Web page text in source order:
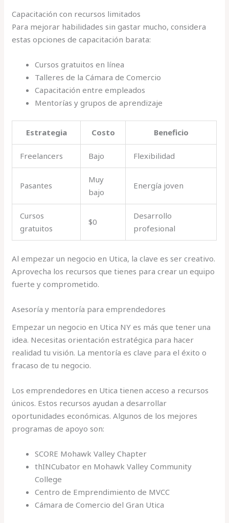
Capacitación con recursos limitados
Para mejorar habilidades sin gastar mucho, considera
estas opciones de capacitación barata:
Cursos gratuitos en línea
Talleres de la Cámara de Comercio
Capacitación entre empleados
Mentorías y grupos de aprendizaje
Estrategia Costo Beneficio
Freelancers Bajo Flexibilidad
Pasantes
Muy
bajo
Energía joven
Cursos
gratuitos
$0
Desarrollo
profesional
Al empezar un negocio en Utica, la clave es ser creativo.
Aprovecha los recursos que tienes para crear un equipo
fuerte y comprometido.
Asesoría y mentoría para emprendedores
Empezar un negocio en Utica NY es más que tener una
idea. Necesitas orientación estratégica para hacer
realidad tu visión. La mentoría es clave para el éxito o
fracaso de tu negocio.
Los emprendedores en Utica tienen acceso a recursos
únicos. Estos recursos ayudan a desarrollar
oportunidades económicas. Algunos de los mejores
programas de apoyo son:
SCORE Mohawk Valley Chapter
thINCubator en Mohawk Valley Community
College
Centro de Emprendimiento de MVCC
Cámara de Comercio del Gran Utica